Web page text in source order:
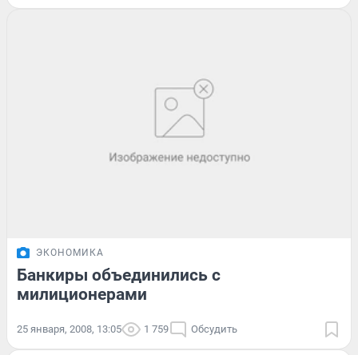
ЭКОНОМИКА
Банкиры объединились с
милиционерами
25 января, 2008, 13:05 1 759 Обсудить